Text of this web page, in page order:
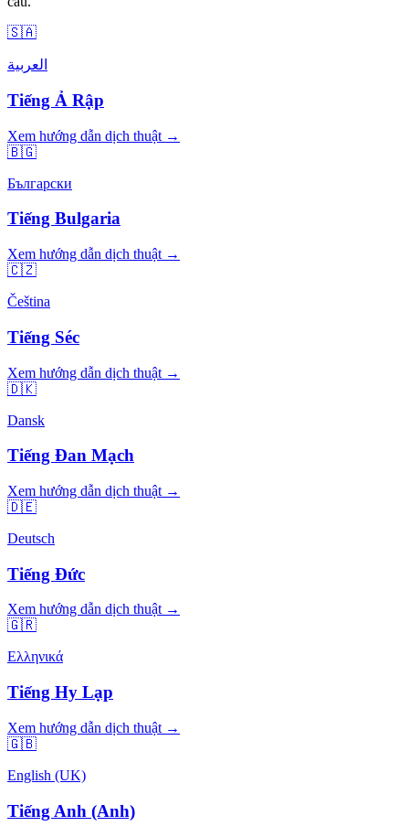
🇸🇦
العربية
Tiếng Ả Rập
Xem hướng dẫn dịch thuật →
🇧🇬
Български
Tiếng Bulgaria
Xem hướng dẫn dịch thuật →
🇨🇿
Čeština
Tiếng Séc
Xem hướng dẫn dịch thuật →
🇩🇰
Dansk
Tiếng Đan Mạch
Xem hướng dẫn dịch thuật →
🇩🇪
Deutsch
Tiếng Đức
Xem hướng dẫn dịch thuật →
🇬🇷
Ελληνικά
Tiếng Hy Lạp
Xem hướng dẫn dịch thuật →
🇬🇧
English (UK)
Tiếng Anh (Anh)